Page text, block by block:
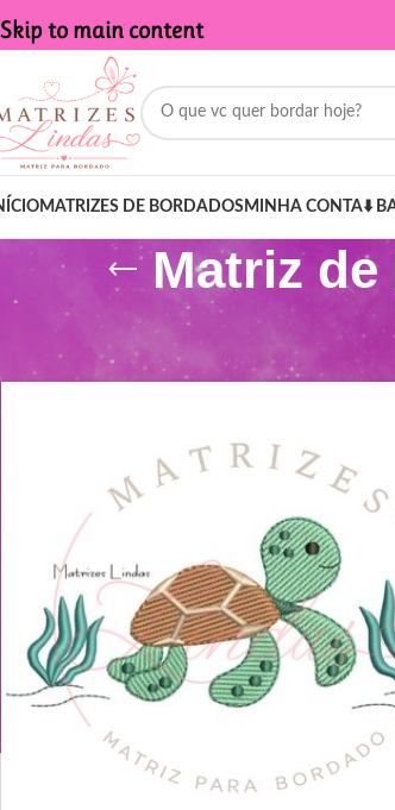
Skip to main content
MATRIZES DE BORDADOSMINHA CONTA⬇️
Matriz
Produtos marcados com a tag “Matriz